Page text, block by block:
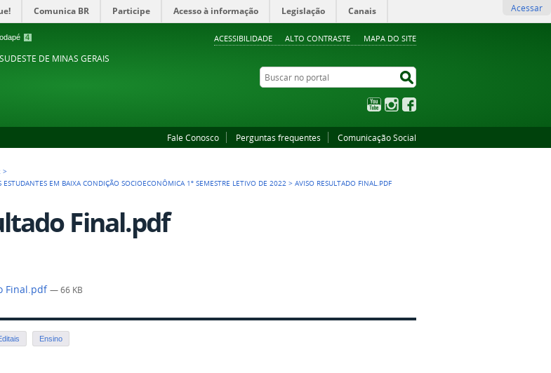
4 ACESSIBILIDADE ALTO CONTRASTE MAPA DO SITE
Comunica BR Participe Acesso à informação Legislação Canais Acessar
DE MINAS GERAIS
Buscar no portal
YouTubeInstagram
Fale Conosco Perguntas frequentes Comunicação Social
>
EM BAIXA CONDIÇÃO SOCIOECONÔMICA 1º SEMESTRE LETIVO DE 2022 >AVISO RESULTADO FINAL.PDF
Final.pdf
Final.pdf— 66 KB
Ensino